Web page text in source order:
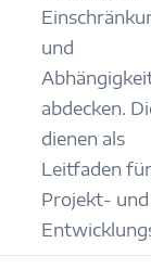
und
abdecken.
dienen als
Leitfaden
Projekt- und